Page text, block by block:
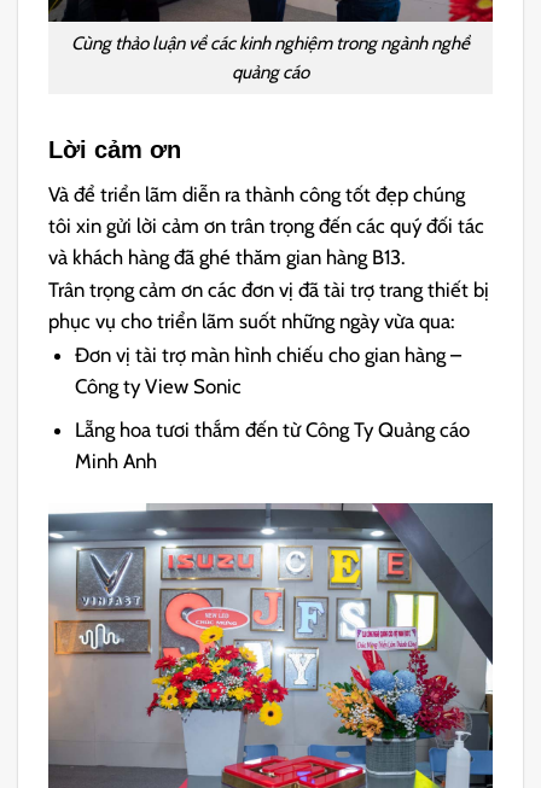
Cùng thảo luận về các kinh nghiệm trong ngành nghề
quảng cáo
Lời cảm ơn
Và để triển lãm diễn ra thành công tốt đẹp chúng
tôi xin gửi lời cảm ơn trân trọng đến các quý đối tác
và khách hàng đã ghé thăm gian hàng B13.
Trân trọng cảm ơn các đơn vị đã tài trợ trang thiết bị
phục vụ cho triển lãm suốt những ngày vừa qua:
Đơn vị tài trợ màn hình chiếu cho gian hàng –
Công ty View Sonic
Lẵng hoa tươi thắm đến từ Công Ty Quảng cáo
Minh Anh